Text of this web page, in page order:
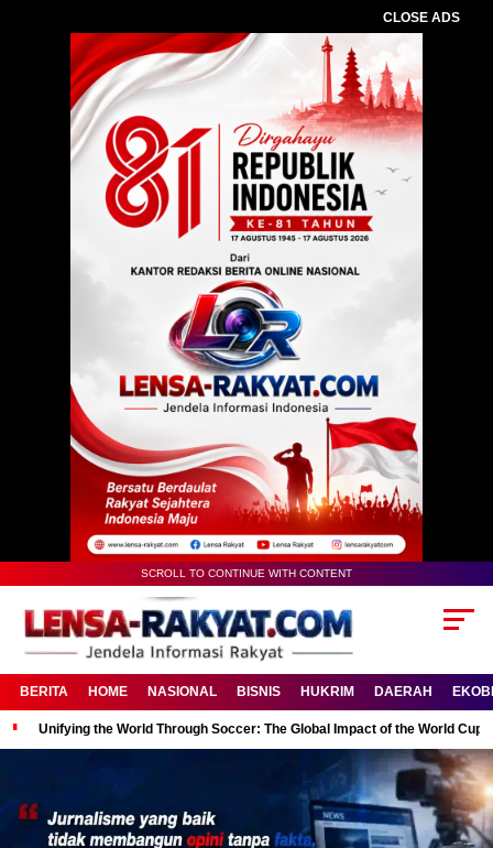
CLOSE ADS
SCROLL TO CONTINUE WITH CONTENT
BERITA HOME NASIONAL BISNIS HUKRIM DAERAH
Unifying the World Through Soccer: The Global Impact of the World Cup